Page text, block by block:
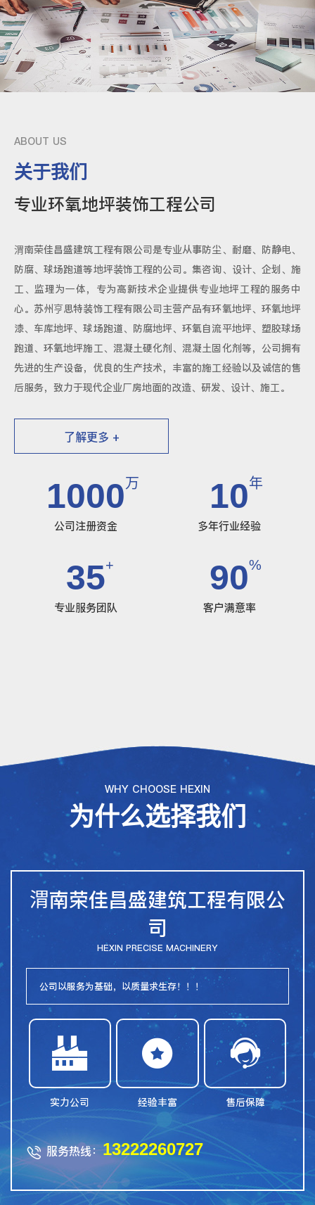
ABOUT US
关于我们
专业环氧地坪装饰工程公司
渭南荣佳昌盛建筑工程有限公司是专业从事防尘、耐磨、防静电、
防腐、球场跑道等地坪装饰工程的公司。集咨询、设计、企划、施
工、监理为一体，专为高新技术企业提供专业地坪工程的服务中
心。苏州亨思特装饰工程有限公司主营产品有环氧地坪、环氧地坪
漆、车库地坪、球场跑道、防腐地坪、环氧自流平地坪、塑胶球场
跑道、环氧地坪施工、混凝土硬化剂、混凝土固化剂等，公司拥有
先进的生产设备，优良的生产技术，丰富的施工经验以及诚信的售
后服务，致力于现代企业厂房地面的改造、研发、设计、施工。
了解更多 +
1000万
公司注册资金
10年
多年行业经验
35+
专业服务团队
90%
客户满意率
WHY CHOOSE HEXIN
为什么选择我们
渭南荣佳昌盛建筑工程有限公
司
HEXIN PRECISE MACHINERY
公司以服务为基础，以质量求生存！！！

实力公司

经验丰富

售后保障
 服务热线：13222260727